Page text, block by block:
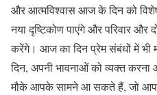
और आत्मविश्वास आज के दिन को
नया दृष्टिकोण पाएंगे और परिवार
करेंगे। आज का दिन प्रेम संबंधों में भी
दिन, अपनी भावनाओं को व्यक्त
मौके आपके सामने आ सकते हैं, जो